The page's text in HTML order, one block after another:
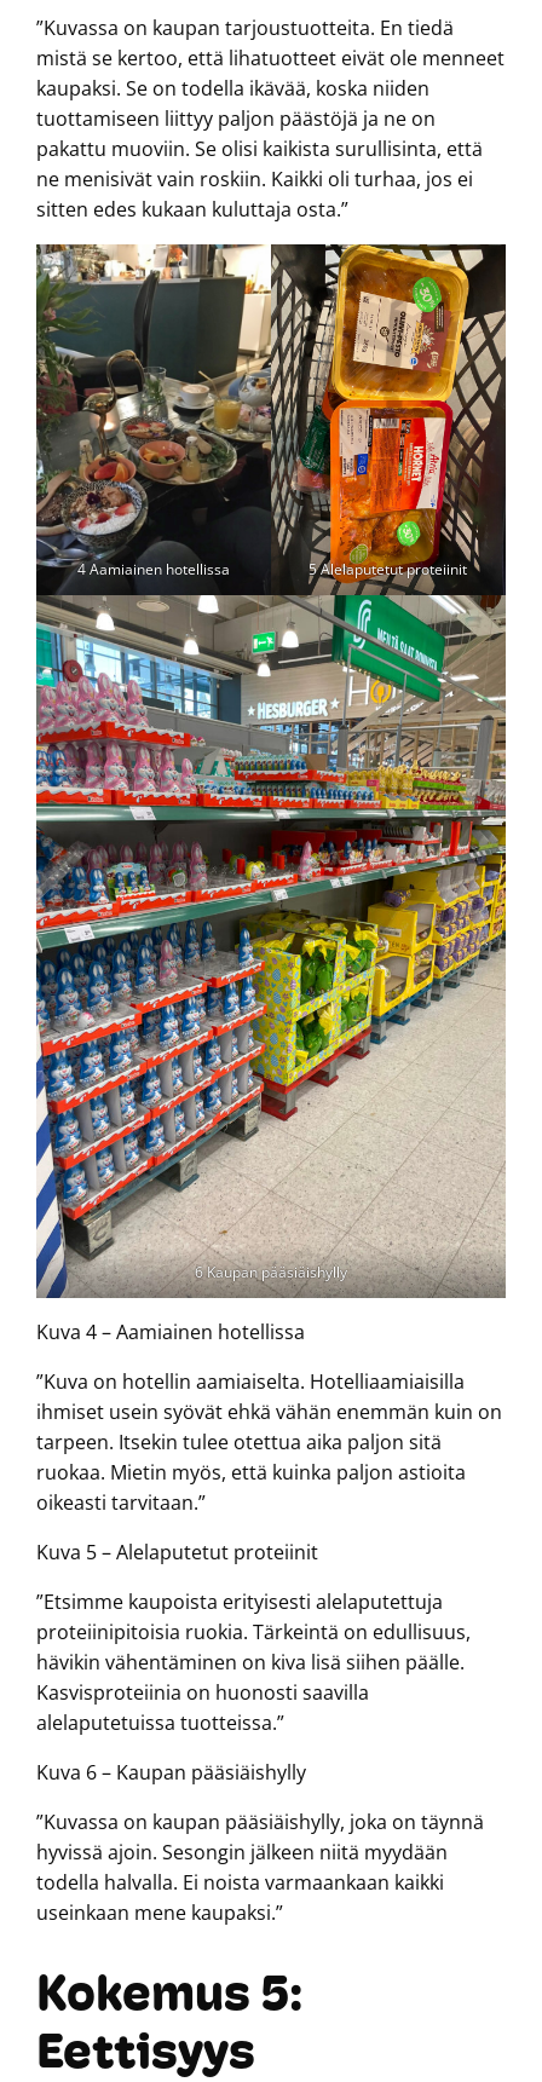
”Kuvassa on kaupan tarjoustuotteita. En tiedä
mistä se kertoo, että lihatuotteet eivät ole menneet
kaupaksi. Se on todella ikävää, koska niiden
tuottamiseen liittyy paljon päästöjä ja ne on
pakattu muoviin. Se olisi kaikista surullisinta, että
ne menisivät vain roskiin. Kaikki oli turhaa, jos ei
sitten edes kukaan kuluttaja osta.”
4 Aamiainen hotellissa 5 Alelaputetut proteiinit
6 Kaupan pääsiäishylly
Kuva 4 – Aamiainen hotellissa
”Kuva on hotellin aamiaiselta. Hotelliaamiaisilla
ihmiset usein syövät ehkä vähän enemmän kuin on
tarpeen. Itsekin tulee otettua aika paljon sitä
ruokaa. Mietin myös, että kuinka paljon astioita
oikeasti tarvitaan.”
Kuva 5 – Alelaputetut proteiinit
”Etsimme kaupoista erityisesti alelaputettuja
proteiinipitoisia ruokia. Tärkeintä on edullisuus,
hävikin vähentäminen on kiva lisä siihen päälle.
Kasvisproteiinia on huonosti saavilla
alelaputetuissa tuotteissa.”
Kuva 6 – Kaupan pääsiäishylly
”Kuvassa on kaupan pääsiäishylly, joka on täynnä
hyvissä ajoin. Sesongin jälkeen niitä myydään
todella halvalla. Ei noista varmaankaan kaikki
useinkaan mene kaupaksi.”
Kokemus 5:
Eettisyys